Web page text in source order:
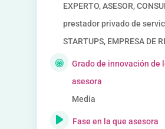
EXPERTO, ASESOR,
prestador privado de
STARTUPS, EMPRESA DE
Grado de innovación de
asesora
Media
Fase en la que asesora